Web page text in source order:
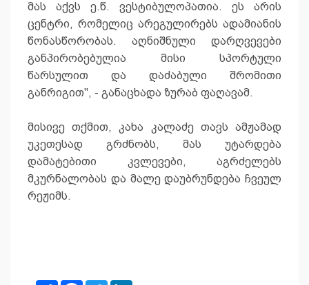
მას აქვს ე.წ. ვესტიბულოპათია. ეს არის
ცენტრი, რომელიც არეგულირებს ადამიანის
წონასწორობას. აღნიშნული დარღვევები
განპირობებულია მისი სპორტული
წარსულით და დაძაბული შრომითი
განრიგით", - განაცხადა ზურაბ ფაღავამ.
მისივე თქმით, კახა კალაძე თავს ამჟამად
უკეთესად გრძნობს, მას უტარდება
დამატებითი კვლევები, აგრძელებს
მკურნალობას და მალე დაუბრუნდება ჩვეულ
რეჟიმს.